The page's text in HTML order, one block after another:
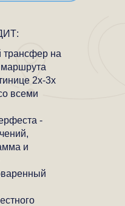
на
маршрута
2х-3х
всеми
-
и